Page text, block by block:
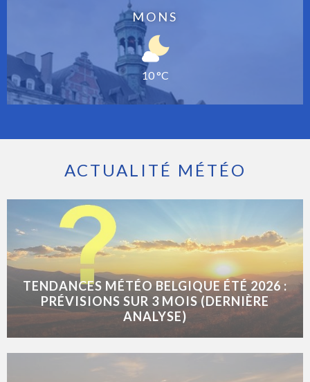
MONS
10 °C
ACTUALITÉ MÉTÉO
TENDANCES MÉTÉO BELGIQUE ÉTÉ 2026 :
PRÉVISIONS SUR 3 MOIS (DERNIÈRE
ANALYSE)